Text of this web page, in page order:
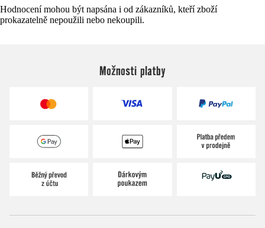
Hodnocení mohou být napsána i od zákazníků, kteří zboží
prokazatelně nepoužili nebo nekoupili.
Možnosti platby